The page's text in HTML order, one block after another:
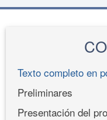
Texto completo en
Preliminares
Presentación del